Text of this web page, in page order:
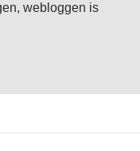
webloggen is